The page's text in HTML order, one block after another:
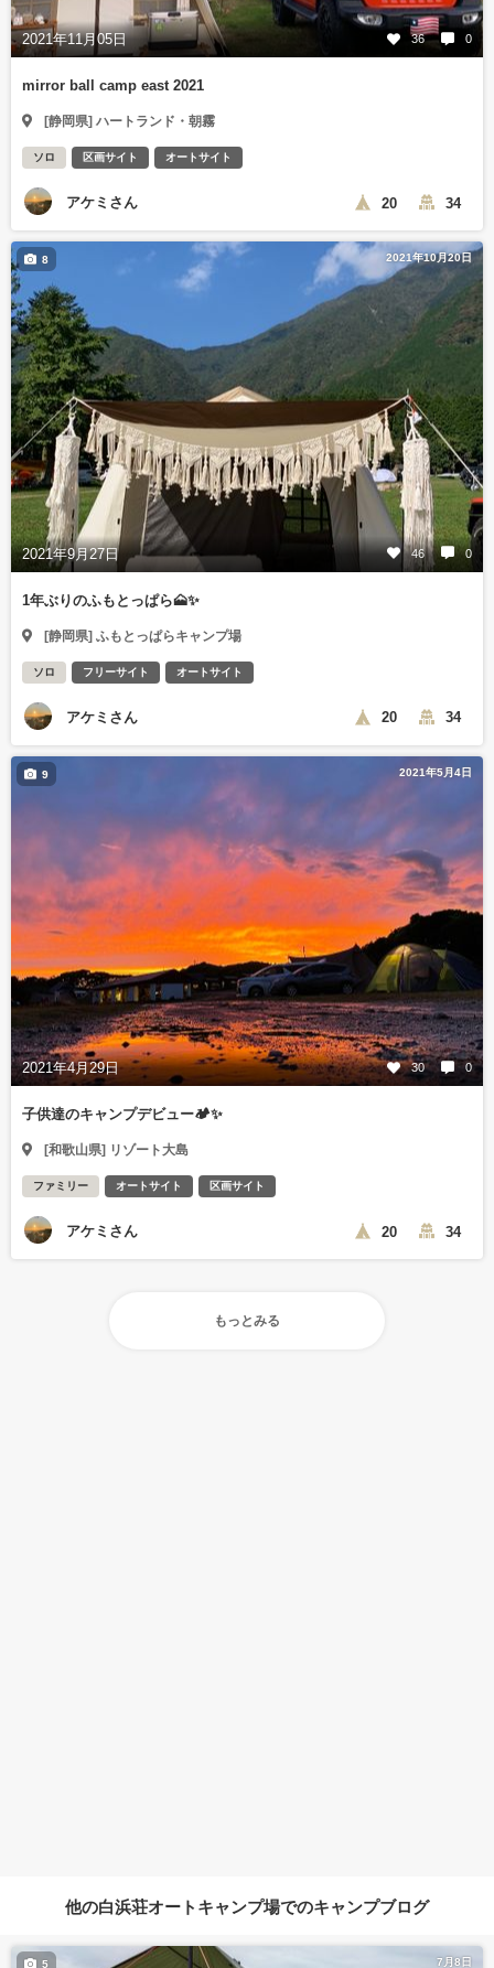
2021年11月05日 36 0
mirror ball camp east 2021
[静岡県] ハートランド・朝霧
ソロ 区画サイト オートサイト
アケミさん 20 34
2021年10月20日
2021年9月27日 46 0
8
1年ぶりのふもとっぱら🗻✨
[静岡県] ふもとっぱらキャンプ場
ソロ フリーサイト オートサイト
アケミさん 20 34
2021年5月4日
2021年4月29日 30 0
9
子供達のキャンプデビュー🏕✨
[和歌山県] リゾート大島
ファミリー オートサイト 区画サイト
アケミさん 20 34
もっとみる
他の白浜荘オートキャンプ場でのキャンプブログ
7月8日
5